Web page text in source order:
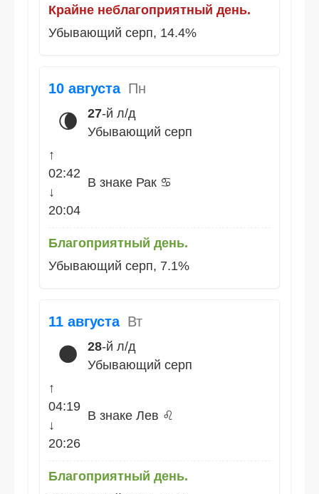
Крайне неблагоприятный день.
Убывающий серп, 14.4%
10 августа Пн
🌘 27-й л/д
Убывающий серп
↑
02:42
↓
20:04
В знаке Рак ♋
Благоприятный день.
Убывающий серп, 7.1%
11 августа Вт
🌑 28-й л/д
Убывающий серп
↑
04:19
↓
20:26
В знаке Лев ♌
Благоприятный день.